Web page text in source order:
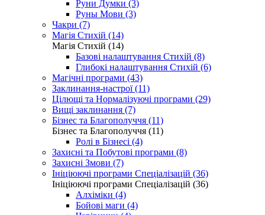
Руни Думки (3)
Руны Мови (3)
Чакри (7)
Магія Стихій (14)
Магія Стихій (14)
Базові налаштування Стихій (8)
Глибокі налаштування Стихій (6)
Магічні програми (43)
Заклинання-настрої (11)
Цілющі та Нормалізуючі програми (29)
Вищі заклинання (7)
Бізнес та Благополуччя (11)
Бізнес та Благополуччя (11)
Ролі в Бізнесі (4)
Захисні та Побутові програми (8)
Захисні Змови (7)
Ініціюючі програми Спеціалізацій (36)
Ініціюючі програми Спеціалізацій (36)
Алхіміки (4)
Бойові маги (4)